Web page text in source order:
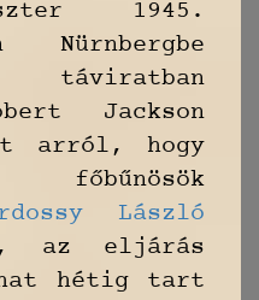
1945.
Nürnbergbe
Jackson
arról, hogy
László
az eljárás
hétig tart